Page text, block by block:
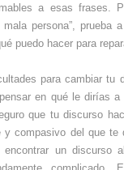
a esas frases.
persona”, prueba
puedo hacer para
para cambiar tu
en qué le dirías a
que tu discurso
y compasivo del que te
un discurso